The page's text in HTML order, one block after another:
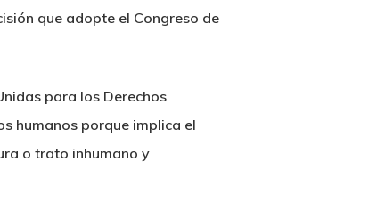
que adopte el Congreso de
para los Derechos
humanos porque implica el
o trato inhumano y